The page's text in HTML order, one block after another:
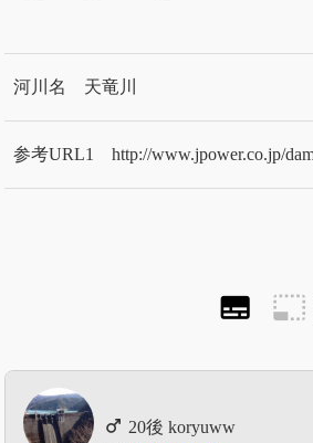
河川名 天竜川
参考URL1 http://www.jpower.co.jp/
subtitles photo_size_select_small
koryuww